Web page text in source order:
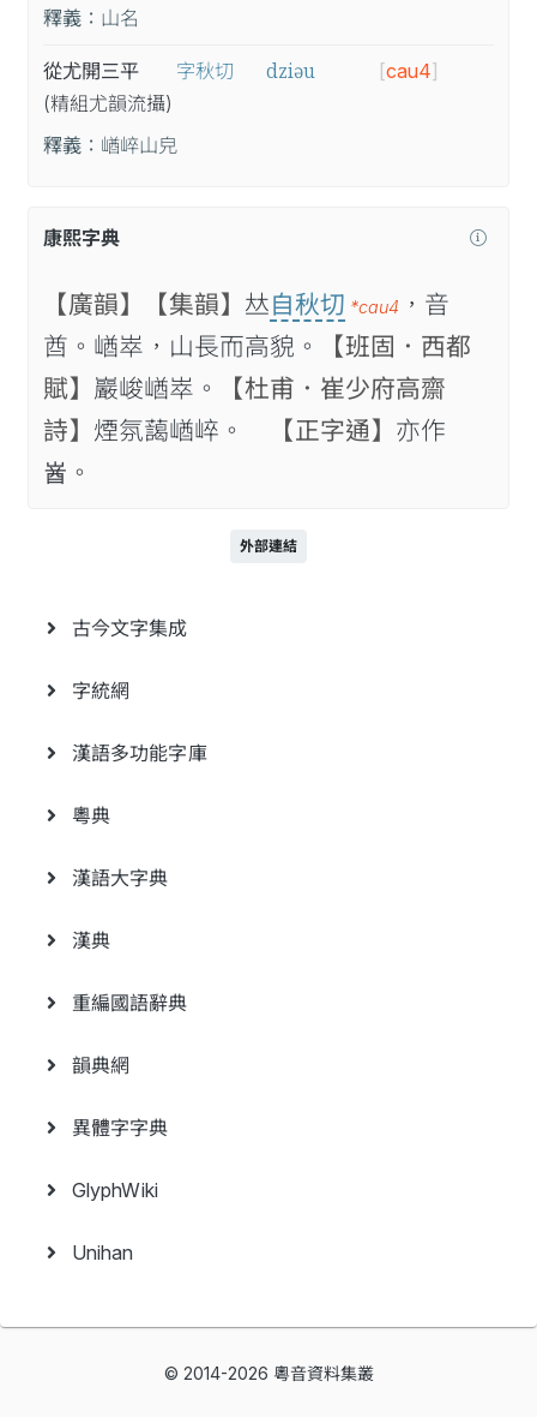
釋義： 山名
從尤開三平
(精組尤韻流攝)
字秋切 dziəu [cau4]
釋義： 崷崪山皃
康熙字典
【廣韻】 【集韻】 𠀤自秋切 *cau4 ，音
酋。崷崒，山長而高貌。
【班固．西都
賦】 巖峻崷崒。
【杜甫．崔少府高齋
詩】 煙氛藹崷崪。 【正字通】 亦作
𡺚。
外部連結
古今文字集成
字統網
漢語多功能字庫
粵典
漢語大字典
漢典
重編國語辭典
韻典網
異體字字典
GlyphWiki
Unihan
© 2014-2026 粵音資料集叢